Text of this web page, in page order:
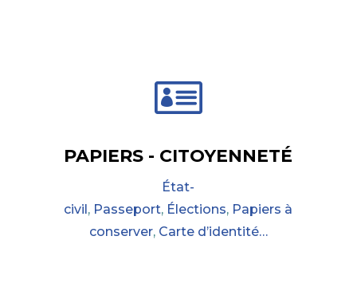

PAPIERS - CITOYENNETÉ
État-
civil, Passeport, Élections, Papiers à
conserver, Carte d’identité…